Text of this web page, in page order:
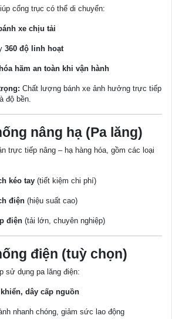
cổng trục có thể di chuyển:
xe chịu tải
360 độ linh hoạt
hãm an toàn khi vận hành
Chất lượng bánh xe ảnh hưởng trực tiếp
độ bền.
nâng hạ (Pa lăng)
trực tiếp nâng – hạ hàng hóa, gồm các loại
kéo tay (tiết kiệm chi phí)
điện (hiệu suất cao)
điện (tải lớn, chuyên nghiệp)
điện (tuỳ chọn)
sử dụng pa lăng điện:
dây cấp nguồn
nhanh chóng, giảm sức lao động